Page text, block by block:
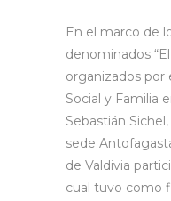
En el marco de
denominados
organizados por
Social y Familia
Sebastián
sede
de Valdivia
cual tuvo como